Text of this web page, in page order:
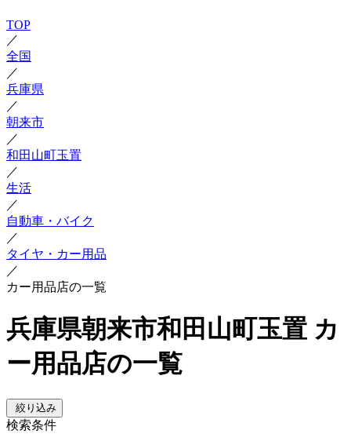
TOP
／
全国
／
兵庫県
／
朝来市
／
和田山町玉置
／
生活
／
自動車・バイク
／
タイヤ・カー用品
／
カー用品店の一覧
兵庫県朝来市和田山町玉置 カ
ー用品店の一覧
絞り込み
検索条件